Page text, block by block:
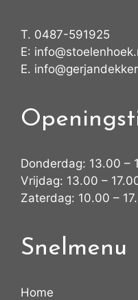
T. 0487-591925
E:
E.
Donderdag: 13.00 –
Vrijdag: 13.00 –
Zaterdag: 10.00 –
Snelmenu
Home